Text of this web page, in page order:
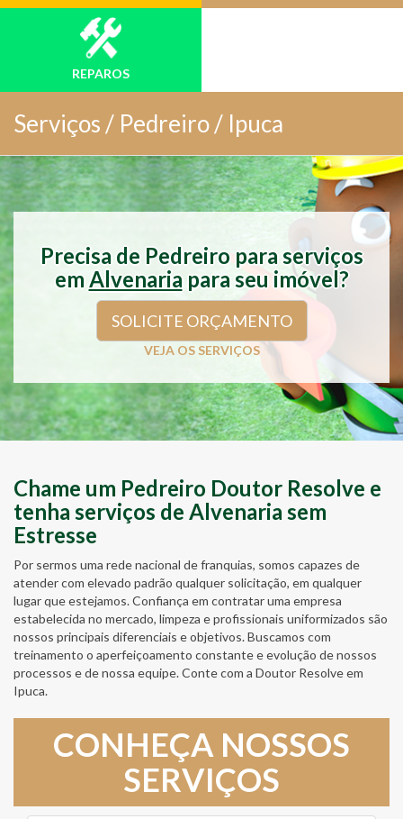
REPAROS
Serviços / Pedreiro / Ipuca
Precisa de Pedreiro para serviços
em Alvenaria para seu imóvel?
SOLICITE ORÇAMENTO
VEJA OS SERVIÇOS
Chame um Pedreiro Doutor Resolve e
tenha serviços de Alvenaria sem
Estresse
Por sermos uma rede nacional de franquias, somos capazes de
atender com elevado padrão qualquer solicitação, em qualquer
lugar que estejamos. Confiança em contratar uma empresa
estabelecida no mercado, limpeza e profissionais uniformizados são
nossos principais diferenciais e objetivos. Buscamos com
treinamento o aperfeiçoamento constante e evolução de nossos
processos e de nossa equipe. Conte com a Doutor Resolve em
Ipuca.
CONHEÇA NOSSOS
SERVIÇOS